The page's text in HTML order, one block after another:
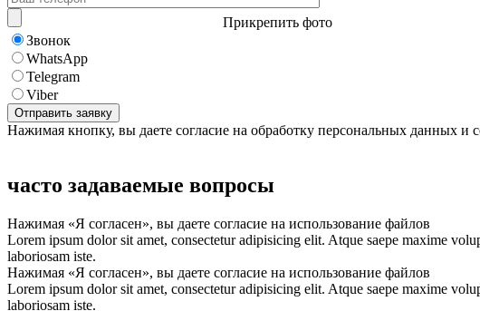
Прикрепить фото
Звонок
WhatsApp
Telegram
Viber
Нажимая кнопку, вы даете согласие на обработку персональных данных и
часто задаваемые вопросы
Нажимая «Я согласен», вы даете согласие на использование файлов
Lorem ipsum dolor sit amet, consectetur adipisicing elit. Atque saepe maxime
laboriosam iste.
Нажимая «Я согласен», вы даете согласие на использование файлов
Lorem ipsum dolor sit amet, consectetur adipisicing elit. Atque saepe maxime
laboriosam iste.